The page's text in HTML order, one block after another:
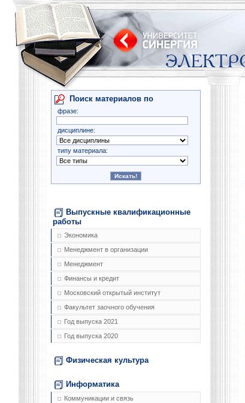
Поиск материалов по
фразе:
дисциплине:
типу материала:
Выпускные квалификационные
работы
Экономика
Менеджмент в организации
Менеджмент
Финансы и кредит
Московский открытый институт
Факультет заочного обучения
Год выпуска 2021
Год выпуска 2020
Физическая культура
Информатика
Коммуникации и связь